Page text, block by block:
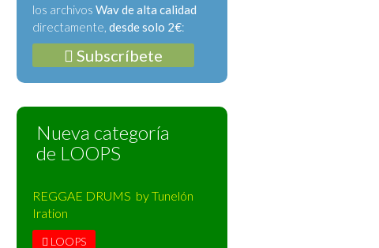
los archivos Wav de alta calidad
directamente, desde solo 2€:
Subscríbete
Nueva categoría
de LOOPS
REGGAE DRUMS by Tunelón
Iration
LOOPS